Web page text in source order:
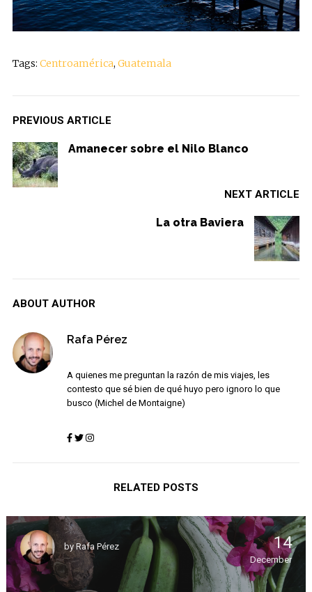
Tags: Centroamérica, Guatemala
PREVIOUS ARTICLE
Amanecer sobre el Nilo Blanco
NEXT ARTICLE
La otra Baviera
ABOUT AUTHOR
Rafa Pérez
A quienes me preguntan la razón de mis viajes, les
contesto que sé bien de qué huyo pero ignoro lo que
busco (Michel de Montaigne)
RELATED POSTS
byRafa Pérez 14
December